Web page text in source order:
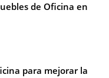
de Oficina en
para mejorar la